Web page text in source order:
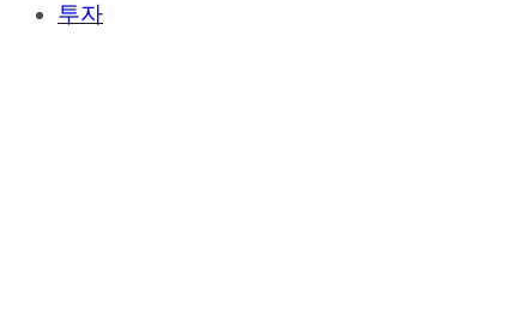
투자